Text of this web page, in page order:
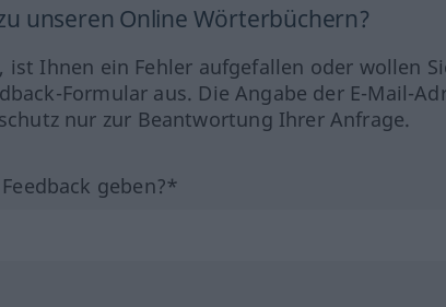
unseren Online Wörterbüchern?
ist Ihnen ein Fehler aufgefallen oder wollen
Formular aus. Die Angabe der E-Mail-
nur zur Beantwortung Ihrer Anfrage.
geben?*